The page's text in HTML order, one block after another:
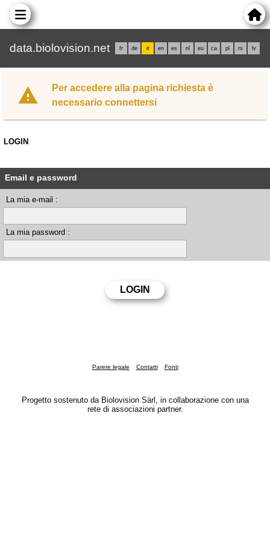
data.biolovision.net fr de it en es nl eu ca pl rs lv
Per accedere alla pagina richiesta è
necessario connettersi
LOGIN
Email e password
La mia e-mail :
La mia password :
Parere legale Contatti Fonti
Progetto sostenuto da Biolovision Sàrl, in collaborazione con una
rete di associazioni partner.